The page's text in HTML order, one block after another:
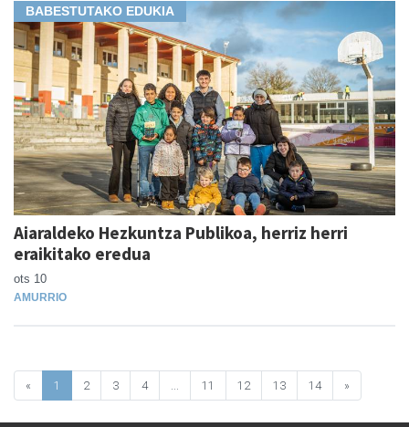
BABESTUTAKO EDUKIA
Aiaraldeko Hezkuntza Publikoa, herriz herri
eraikitako eredua
ots 10
AMURRIO
« 1 2 3 4 11 12 13 14 »